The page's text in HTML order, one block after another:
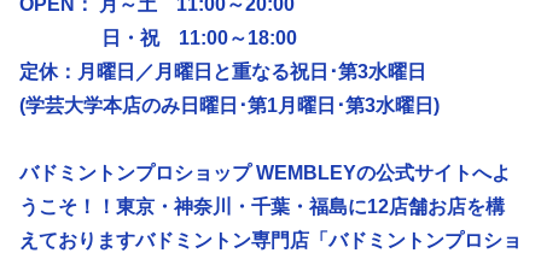
OPEN： 月～土 11:00～20:00
日・祝 11:00～18:00
定休：月曜日／ 月曜日と重なる祝日･第3水曜日
(学芸大学本店のみ日曜日･第1月曜日･第3水曜日)
バドミントンプロショップ WEMBLEYの公式サイトへよ
うこそ！！東京・神奈川・千葉・福島に12店舗お店を構
えておりますバドミントン専門店「バドミントンプロショ